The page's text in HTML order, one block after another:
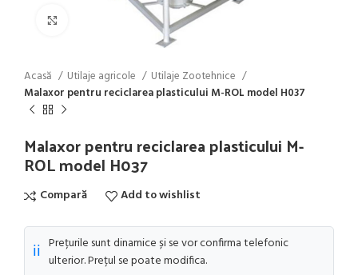
Acasă Utilaje agricole
Utilaje Zootehnice
Malaxor pentru reciclarea plasticului M-ROL model H037
Malaxor pentru reciclarea plasticului M-
ROL model H037
Compară Add to wishlist
ℹ️ Prețurile sunt dinamice și se vor confirma telefonic
ulterior. Prețul se poate modifica.